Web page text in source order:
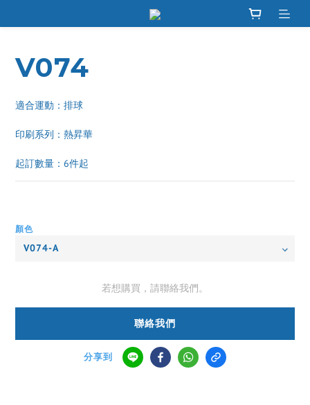
V074
適合運動：排球
印刷系列：熱昇華
起訂數量：6件起
顏色
若想購買，請聯絡我們。
聯絡我們
分享到